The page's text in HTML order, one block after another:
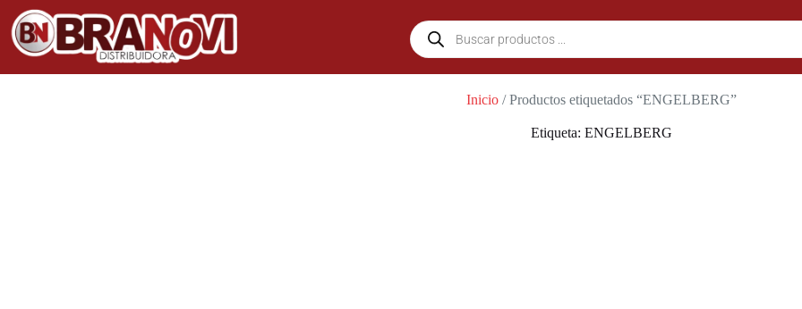
Inicio / Productos etiquetados “ENGELBERG”
Etiqueta: ENGELBERG